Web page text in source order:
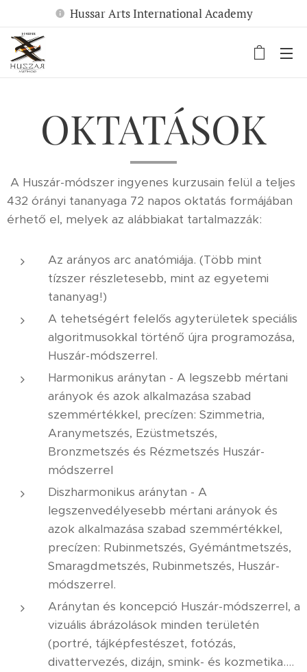
Hussar Arts International Academy
OKTATÁSOK
A Huszár-módszer ingyenes kurzusain felül a teljes
432 órányi tananyaga 72 napos oktatás formájában
érhető el, melyek az alábbiakat tartalmazzák:
Az arányos arc anatómiája. (Több mint
tízszer részletesebb, mint az egyetemi
tananyag!)
A tehetségért felelős agyterületek speciális
algoritmusokkal történő újra programozása,
Huszár-módszerrel.
Harmonikus aránytan - A legszebb mértani
arányok és azok alkalmazása szabad
szemmértékkel, precízen: Szimmetria,
Aranymetszés, Ezüstmetszés,
Bronzmetszés és Rézmetszés Huszár-
módszerrel
Diszharmonikus aránytan - A
legszenvedélyesebb mértani arányok és
azok alkalmazása szabad szemmértékkel,
precízen: Rubinmetszés, Gyémántmetszés,
Smaragdmetszés, Rubinmetszés, Huszár-
módszerrel.
Aránytan és koncepció Huszár-módszerrel, a
vizuális ábrázolások minden területén
(portré, tájképfestészet, fotózás,
divattervezés, dizájn, smink- és kozmetika....